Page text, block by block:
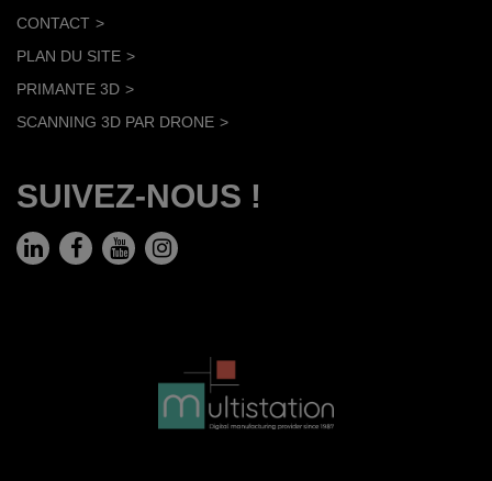
CONTACT
PLAN DU SITE
PRIMANTE 3D
SCANNING 3D PAR DRONE
SUIVEZ-NOUS !